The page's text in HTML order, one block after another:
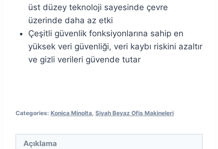
üst düzey teknoloji sayesinde çevre
üzerinde daha az etki
Çeşitli güvenlik fonksiyonlarına sahip en
yüksek veri güvenliği, veri kaybı riskini azaltır
ve gizli verileri güvende tutar
Categories: Konica Minolta Siyah Beyaz Ofis Makineleri
Açıklama